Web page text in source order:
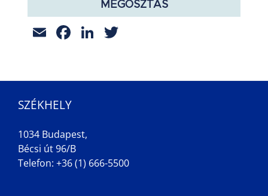
MEGOSZTÁS
EmailFacebook
LinkedIn
SZÉKHELY
1034 Budapest,
Bécsi út 96/B
Telefon: +36 (1) 666-5500